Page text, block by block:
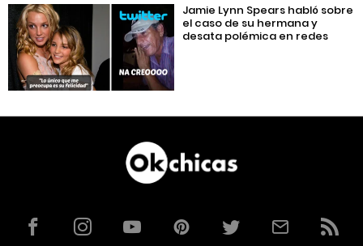
Jamie Lynn Spears habló sobre
el caso de su hermana y
desata polémica en redes
FacebookInstagramYouTubePinterestTwitterCorreoRSS